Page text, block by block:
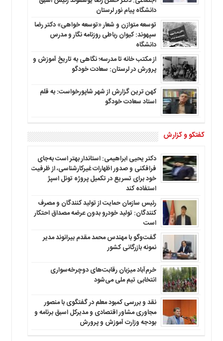
دانشگاه پیام نور لرستان
توسعه متوازن و شعار «توسعه خواهی» دکتر رضا
سپهوند: کیوان رباطی روزنامه نگار و مدرس
دانشگاه
از مکتب خانه تا مدرسه؛ نگاهی به تاریخ آموزش و
پرورش در لرستان: سعادت خودگو
کهن ترین گزارش از شهر شاپورخواست: به قلم
استاد سعادت خودگو
گفتگو و گزارش
دکتر یحیی ابراهیمی: استاندار بهتر است به‌جای
فرافکنی و صدور اظهارات غیرکارشناسی، از ظرفیت
خود برای تسریع در تکمیل پروژه تونل اسپژ
استفاده کند
رئیس سازمان حمایت از تولید کنندگان و مصرف
کنندگان: تولید خودرو بدون عرضه مصداق احتکار
است
گفت‌وگو با مهندس محمد مقدم بیرانوند مدیر
نمونه بازرگانی کشور
خرم‌آباد میزبان رقابت‌های دوچرخه‌سواری
انتخابی تیم ملی می‌شود
نقد و بررسی کمبود معلم در گفتگوی با منصور
مجاوری مشاور اقتصادی و مدیرکل اسبق برنامه و
بودجه وزارت آموزش و پرورش